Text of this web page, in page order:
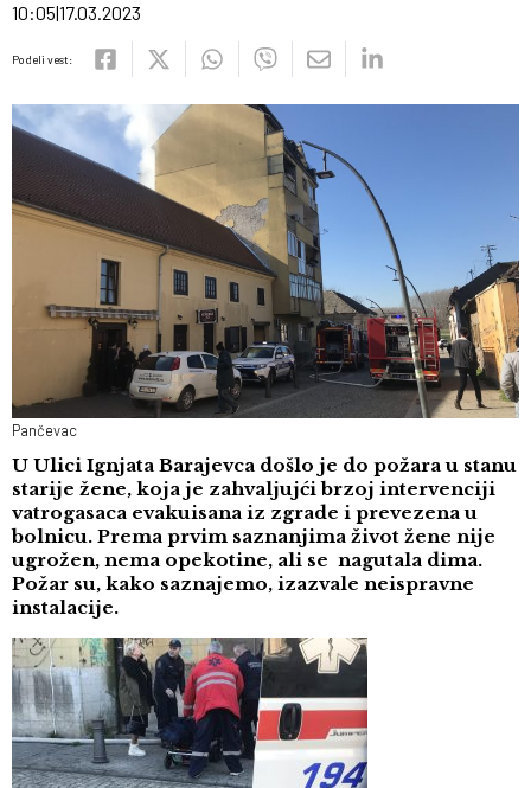
10:05 17.03.2023
Podeli vest:
Pančevac
U Ulici Ignjata Barajevca došlo je do požara u stanu
starije žene, koja je zahvaljujći brzoj intervenciji
vatrogasaca evakuisana iz zgrade i prevezena u
bolnicu. Prema prvim saznanjima život žene nije
ugrožen, nema opekotine, ali se nagutala dima.
Požar su, kako saznajemo, izazvale neispravne
instalacije.